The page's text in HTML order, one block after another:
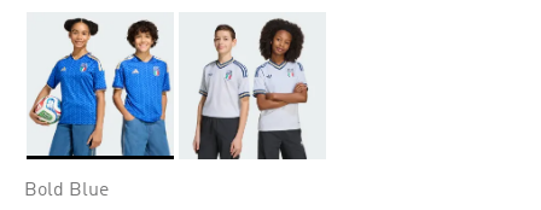
Bold Blue